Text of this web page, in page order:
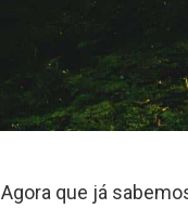
Agora que já